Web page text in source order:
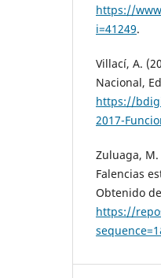
https://
i=41249.
Villací, A.
Nacional,
https://
2017-
Zuluaga, M.
Falencias
Obtenido de
https://